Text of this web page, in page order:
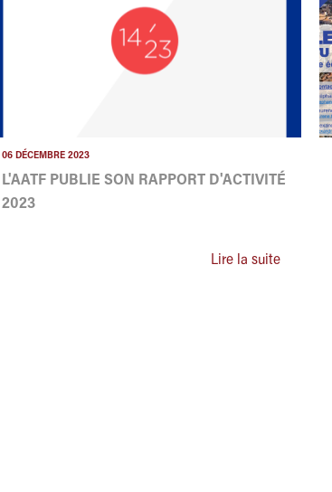
06 DÉCEMBRE 2023
L'AATF PUBLIE SON RAPPORT D'ACTIVITÉ
2023
Lire la suite